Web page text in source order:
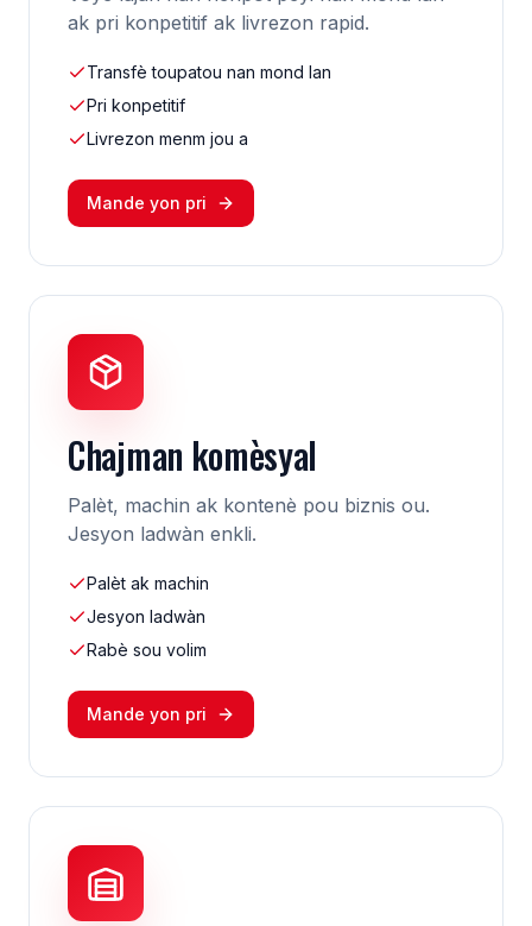
ak pri konpetitif ak livrezon rapid.
Transfè toupatou nan mond lan
Pri konpetitif
Livrezon menm jou a
Mande yon pri
Chajman komèsyal
Palèt, machin ak kontenè pou biznis ou.
Jesyon ladwàn enkli.
Palèt ak machin
Jesyon ladwàn
Rabè sou volim
Mande yon pri